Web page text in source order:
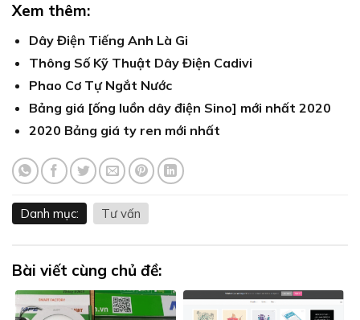
Xem thêm:
Dây Điện Tiếng Anh Là Gi
Thông Số Kỹ Thuật Dây Điện Cadivi
Phao Cơ Tự Ngắt Nước
Bảng giá [ống luồn dây điện Sino] mới nhất 2020
2020 Bảng giá ty ren mới nhất
Danh mục: Tư vấn
Bài viết cùng chủ đề: